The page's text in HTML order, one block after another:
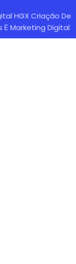
HGX Criação De
E Marketing Digital